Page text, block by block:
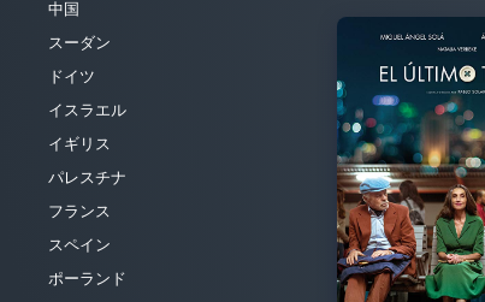
中国
スーダン
ドイツ
イスラエル
イギリス
パレスチナ
フランス
スペイン
ポーランド